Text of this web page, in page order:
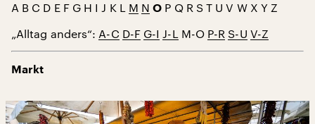
A B C D E F G H I J K L M N O P Q R S T U V W X Y Z
„Alltag anders“: A-C D-F G-I J-L M-O P-R S-U V-Z
Markt